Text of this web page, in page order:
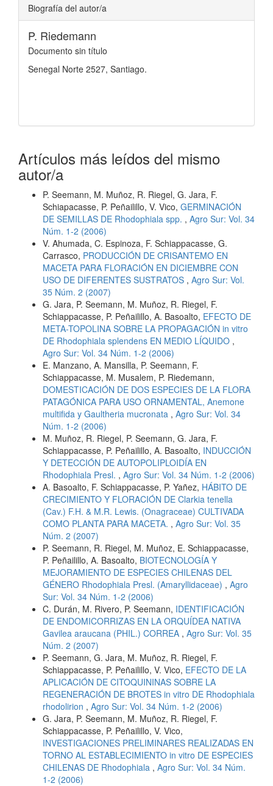
Biografía del autor/a
P. Riedemann
Documento sin título
Senegal Norte 2527, Santiago.
Artículos más leídos del mismo
autor/a
P. Seemann, M. Muñoz, R. Riegel, G. Jara, F.
Schiapacasse, P. Peñailillo, V. Vico, GERMINACIÓN
DE SEMILLAS DE Rhodophiala spp. , Agro Sur: Vol. 34
Núm. 1-2 (2006)
V. Ahumada, C. Espinoza, F. Schiappacasse, G.
Carrasco, PRODUCCIÓN DE CRISANTEMO EN
MACETA PARA FLORACIÓN EN DICIEMBRE CON
USO DE DIFERENTES SUSTRATOS , Agro Sur: Vol.
35 Núm. 2 (2007)
G. Jara, P. Seemann, M. Muñoz, R. Riegel, F.
Schiappacasse, P. Peñailillo, A. Basoalto, EFECTO DE
META-TOPOLINA SOBRE LA PROPAGACIÓN in vitro
DE Rhodophiala splendens EN MEDIO LÍQUIDO ,
Agro Sur: Vol. 34 Núm. 1-2 (2006)
E. Manzano, A. Mansilla, P. Seemann, F.
Schiappacasse, M. Musalem, P. Riedemann,
DOMESTICACIÓN DE DOS ESPECIES DE LA FLORA
PATAGÓNICA PARA USO ORNAMENTAL, Anemone
multifida y Gaultheria mucronata , Agro Sur: Vol. 34
Núm. 1-2 (2006)
M. Muñoz, R. Riegel, P. Seemann, G. Jara, F.
Schiappacasse, P. Peñailillo, A. Basoalto, INDUCCIÓN
Y DETECCIÓN DE AUTOPOLIPLOIDÍA EN
Rhodophiala Presl. , Agro Sur: Vol. 34 Núm. 1-2 (2006)
A. Basoalto, F. Schiappacasse, P. Yañez, HÁBITO DE
CRECIMIENTO Y FLORACIÓN DE Clarkia tenella
(Cav.) F.H. & M.R. Lewis. (Onagraceae) CULTIVADA
COMO PLANTA PARA MACETA. , Agro Sur: Vol. 35
Núm. 2 (2007)
P. Seemann, R. Riegel, M. Muñoz, E. Schiappacasse,
P. Peñailillo, A. Basoalto, BIOTECNOLOGÍA Y
MEJORAMIENTO DE ESPECIES CHILENAS DEL
GÉNERO Rhodophiala Presl. (Amaryllidaceae) , Agro
Sur: Vol. 34 Núm. 1-2 (2006)
C. Durán, M. Rivero, P. Seemann, IDENTIFICACIÓN
DE ENDOMICORRIZAS EN LA ORQUÍDEA NATIVA
Gavilea araucana (PHIL.) CORREA , Agro Sur: Vol. 35
Núm. 2 (2007)
P. Seemann, G. Jara, M. Muñoz, R. Riegel, F.
Schiappacasse, P. Peñailillo, V. Vico, EFECTO DE LA
APLICACIÓN DE CITOQUININAS SOBRE LA
REGENERACIÓN DE BROTES in vitro DE Rhodophiala
rhodolirion , Agro Sur: Vol. 34 Núm. 1-2 (2006)
G. Jara, P. Seemann, M. Muñoz, R. Riegel, F.
Schiappacasse, P. Peñailillo, V. Vico,
INVESTIGACIONES PRELIMINARES REALIZADAS EN
TORNO AL ESTABLECIMIENTO in vitro DE ESPECIES
CHILENAS DE Rhodophiala , Agro Sur: Vol. 34 Núm.
1-2 (2006)